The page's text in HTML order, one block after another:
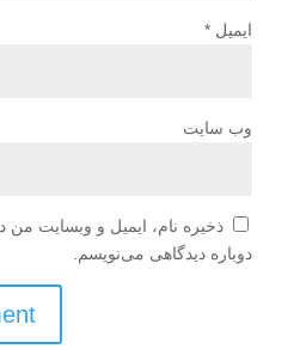
ایمیل *
وب‌ سایت
ذخیره نام، ایمیل و وبسایت من
دوباره دیدگاهی می‌نویسم.